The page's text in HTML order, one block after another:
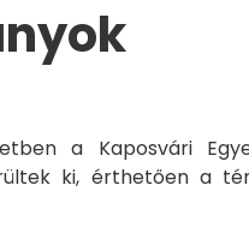
a Kaposvári
ki, érthetően a